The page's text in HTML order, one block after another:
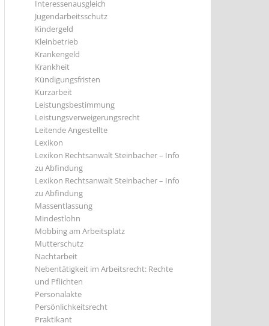
Interessenausgleich
Jugendarbeitsschutz
Kindergeld
Kleinbetrieb
Krankengeld
Krankheit
Kündigungsfristen
Kurzarbeit
Leistungsbestimmung
Leistungsverweigerungsrecht
Leitende Angestellte
Lexikon
Lexikon Rechtsanwalt Steinbacher – Info
zu Abfindung
Lexikon Rechtsanwalt Steinbacher – Info
zu Abfindung
Massentlassung
Mindestlohn
Mobbing am Arbeitsplatz
Mutterschutz
Nachtarbeit
Nebentätigkeit im Arbeitsrecht: Rechte
und Pflichten
Personalakte
Persönlichkeitsrecht
Praktikant